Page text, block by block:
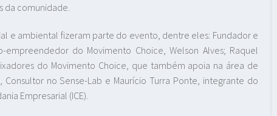
da comunidade.
e ambiental fizeram parte do evento, dentre eles: Fundador e
empreendedor do Movimento Choice, Welson Alves; Raquel
do Movimento Choice, que também apoia na área de
no Sense-Lab e Maurício Turra Ponte, integrante do
Empresarial (ICE).